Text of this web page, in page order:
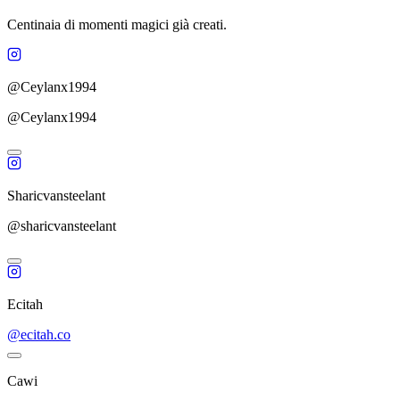
Centinaia di momenti magici già creati.
@Ceylanx1994
@Ceylanx1994
Sharicvansteelant
@sharicvansteelant
Ecitah
@ecitah.co
Cawi